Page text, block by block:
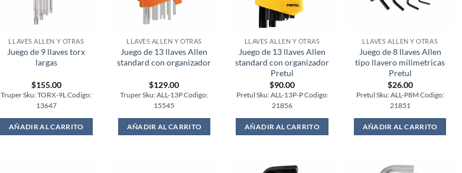
LLAVES ALLEN Y OTRAS
Juego de 9 llaves torx
largas
$155.00
Truper Sku: TORX-9L Codigo:
13647
AÑADIR AL CARRITO
LLAVES ALLEN Y OTRAS
Juego de 13 llaves Allen
standard con organizador
$129.00
Truper Sku: ALL-13P Codigo:
15545
AÑADIR AL CARRITO
LLAVES ALLEN Y OTRAS
Juego de 13 llaves Allen
standard con organizador
Pretul
$90.00
Pretul Sku: ALL-13P-P Codigo:
21856
AÑADIR AL CARRITO
LLAVES ALLEN Y OTRAS
Juego de 8 llaves Allen
tipo llavero milimetricas
Pretul
$26.00
Pretul Sku: ALL-P8M Codigo:
21851
AÑADIR AL CARRITO